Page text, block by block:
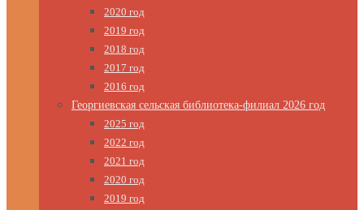
2020 год
2019 год
2018 год
2017 год
2016 год
Георгиевская сельская библиотека-филиал 2026 год
2025 год
2022 год
2021 год
2020 год
2019 год